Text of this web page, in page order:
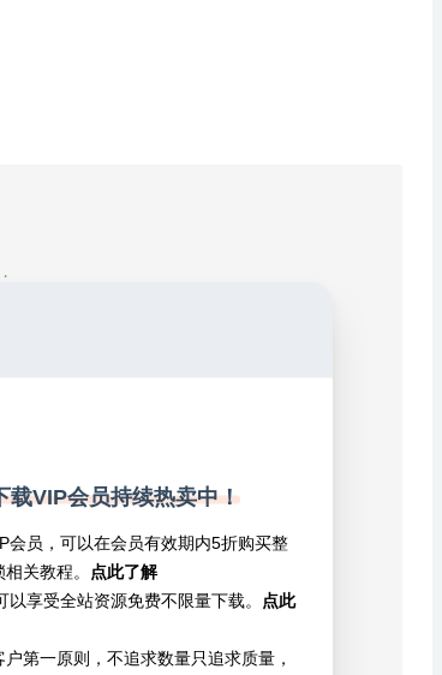
载VIP会员持续热卖中！
会员，可以在会员有效期内5折购买整
关教程。
点此了解
以享受全站资源免费不限量下载。
点此
第一原则，不追求数量只追求质量，